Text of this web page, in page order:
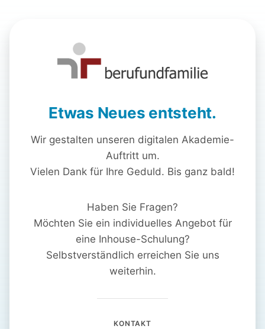
Etwas Neues entsteht.
Wir gestalten unseren digitalen Akademie-
Auftritt um.
Vielen Dank für Ihre Geduld. Bis ganz bald!
Haben Sie Fragen?
Möchten Sie ein individuelles Angebot für
eine Inhouse-Schulung?
Selbstverständlich erreichen Sie uns
weiterhin.
KONTAKT